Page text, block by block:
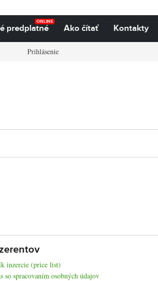
ONLINE
predplatné Ako čítať Kontakty
Prihlásenie
inzercie (price list)
so spracovaním osobných údajov